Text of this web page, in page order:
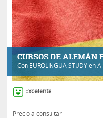
CURSOS DE ALEMÁN
Con EUROLINGUA STUDYen
Excelente
Precio a consultar